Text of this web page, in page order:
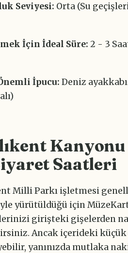
Seviyesi: Orta (Su
İçin İdeal Süre: 2 - 3
İpucu: Deniz
Saatleri
Milli Parkı işletmesi
yürütüldüğü için
girişteki gişelerden
Ancak içerideki küçük
yanınızda mutlaka